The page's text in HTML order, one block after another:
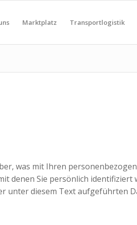
Marktplatz Transportlogistik
was mit Ihren
denen Sie persönlich
unter diesem Text aufgeführten